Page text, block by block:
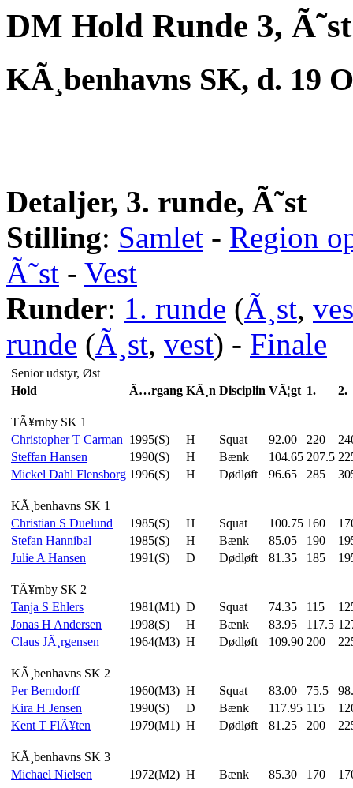
DM Hold Runde 3,
KÃ¸benhavns SK, d. 19
Detaljer, 3. runde, Ã˜st
Stilling: Samlet - Region
Ã˜st - Vest
Runder: 1. runde (Ã¸st,
runde (Ã¸st, vest) - Finale
Senior udstyr, Øst
Hold
Ã…rgang KÃ¸n Disciplin VÃ¦gt 1. 2.
TÃ¥rnby SK 1
Christopher T Carman 1995(S) H Squat 92.00 220
Steffan Hansen
1990(S) H Bænk 104.65 207.5
Mickel Dahl Flensborg 1996(S) H Dødløft 96.65 285
KÃ¸benhavns SK 1
Christian S Duelund
1985(S) H Squat 100.75 160
Stefan Hannibal
1985(S) H Bænk 85.05 190
Julie A Hansen
1991(S) D Dødløft 81.35 185
TÃ¥rnby SK 2
Tanja S Ehlers
1981(M1) D Squat 74.35 115
Jonas H Andersen
1998(S) H Bænk 83.95 117.5
Claus JÃ¸rgensen
1964(M3) H Dødløft 109.90 200
KÃ¸benhavns SK 2
Per Berndorff
1960(M3) H Squat 83.00 75.5
Kira H Jensen
1990(S) D Bænk 117.95 115
Kent T FlÃ¥ten
1979(M1) H Dødløft 81.25 200
KÃ¸benhavns SK 3
Michael Nielsen
1972(M2) H Bænk 85.30 170